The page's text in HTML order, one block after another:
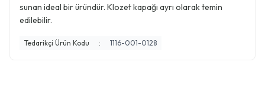
sunan ideal bir üründür. Klozet kapağı ayrı olarak temin
edilebilir.
Tedarikçi Ürün Kodu : 1116-001-0128